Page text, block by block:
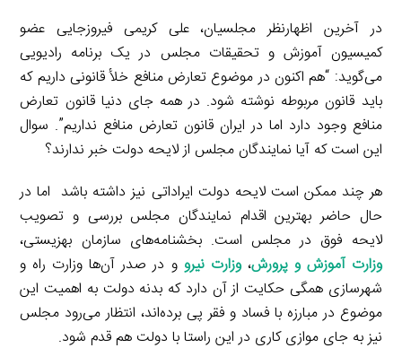
در آخرین اظهارنظر مجلسیان، علی کریمی فیروزجایی عضو
کمیسیون آموزش و تحقیقات مجلس در یک برنامه رادیویی
می‌گوید: “هم اکنون در موضوع تعارض منافع خلأ قانونی داریم که
باید قانون مربوطه نوشته شود. در همه جای دنیا قانون تعارض
منافع وجود دارد اما در ایران قانون تعارض منافع نداریم”. سوال
این است که آیا نمایندگان مجلس از لایحه دولت خبر ندارند؟
هر چند ممکن است لایحه دولت ایراداتی نیز داشته باشد اما در
حال حاضر بهترین اقدام نمایندگان مجلس بررسی و تصویب
لایحه فوق در مجلس است. بخشنامه‌های سازمان بهزیستی،
وزارت آموزش و پرورش،وزارت نیرو و در صدر آن‌ها وزارت راه و
شهرسازی همگی حکایت از آن دارد که بدنه دولت به اهمیت این
موضوع در مبارزه با فساد و فقر پی برده‌اند، انتظار می‌رود مجلس
نیز به جای موازی کاری در این راستا با دولت هم قدم شود.